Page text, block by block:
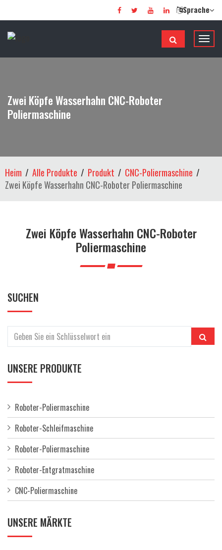
Sprache
N
Zwei Köpfe Wasserhahn CNC-Roboter
Poliermaschine
Heim Alle Produkte Produkt
CNC-Poliermaschine
Zwei Köpfe Wasserhahn CNC-Roboter Poliermaschine
Zwei Köpfe Wasserhahn CNC-Roboter
Poliermaschine
SUCHEN
UNSERE PRODUKTE
Roboter-Poliermaschine
Roboter-Schleifmaschine
Roboter-Poliermaschine
Roboter-Entgratmaschine
CNC-Poliermaschine
UNSERE MÄRKTE